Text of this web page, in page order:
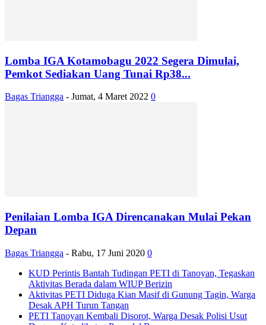
Lomba IGA Kotamobagu 2022 Segera Dimulai,
Pemkot Sediakan Uang Tunai Rp38...
Bagas Triangga - Jumat, 4 Maret 2022 0
Penilaian Lomba IGA Direncanakan Mulai Pekan
Depan
Bagas Triangga - Rabu, 17 Juni 2020 0
KUD Perintis Bantah Tudingan PETI di Tanoyan, Tegaskan
Aktivitas Berada dalam WIUP Berizin
Aktivitas PETI Diduga Kian Masif di Gunung Tagin, Warga
Desak APH Turun Tangan
PETI Tanoyan Kembali Disorot, Warga Desak Polisi Usut